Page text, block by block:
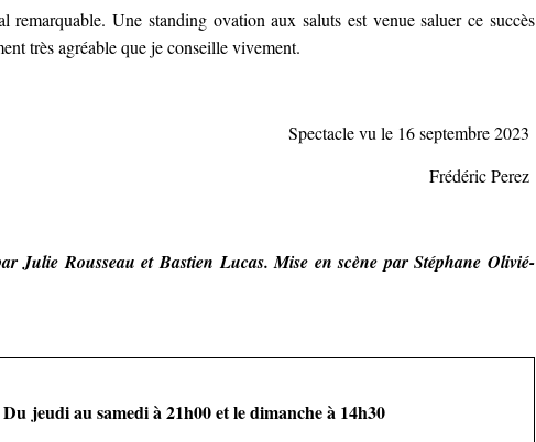
remarquable. Une standing ovation aux saluts est venue saluer ce succès
très agréable que je conseille vivement.
Spectacle vu le 16septembre2023
Frédéric Perez
Julie Rousseau et Bastien Lucas. Mise en scène par Stéphane Olivié-
Du jeudi au samedi à 21h00 et le dimanche à 14h30